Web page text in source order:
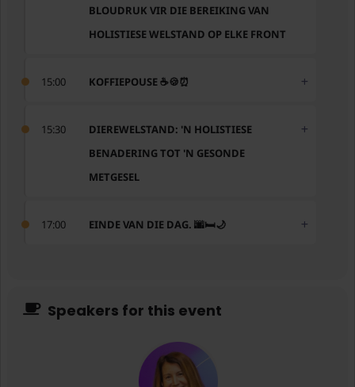
BLOUDRUK VIR DIE BEREIKING VAN
HOLISTIESE WELSTAND OP ELKE FRONT
15:00 KOFFIEPOUSE ☕️🍪⏰
15:30
DIEREWELSTAND: 'N HOLISTIESE
BENADERING TOT 'N GESONDE
METGESEL
17:00 EINDE VAN DIE DAG. 🌆🛏️🌙
Speakers for this event